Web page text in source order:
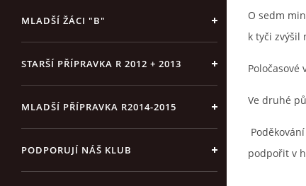
MLADŠÍ ŽÁCI "B"
STARŠÍ PŘÍPRAVKA R 2012 + 2013
MLADŠÍ PŘÍPRAVKA R2014-2015
PODPORUJÍ NÁŠ KLUB
O sedm
k tyči zvýšil
Poločasové
Ve druhé
podpořit v